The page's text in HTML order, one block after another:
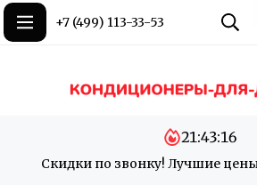
+7 (499) 113-33-53
Скидки по звонку! Лучшие
21:43:16